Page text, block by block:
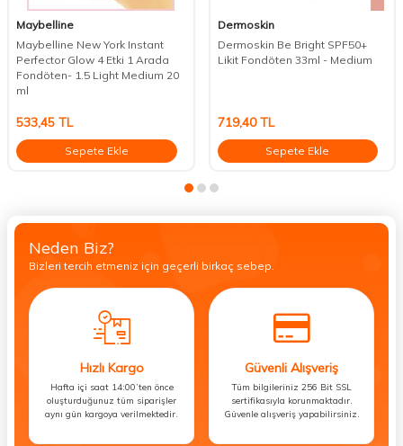
Maybelline
Maybelline New York Instant
Perfector Glow 4 Etki 1 Arada
Fondöten- 1.5 Light Medium 20
ml
533,45 TL
Sepete Ekle
Dermoskin
Dermoskin Be Bright SPF50+
Likit Fondöten 33ml - Medium
719,40TL
Sepete Ekle
Neden Biz?
Bizleri tercih etmeniz için geçerli birkaç sebep.
Hızlı Kargo
Hafta içi saat 14:00’ten önce
oluşturduğunuz tüm siparişler
aynı gün kargoya verilmektedir.
Güvenli Alışveriş
Tüm bilgileriniz 256 Bit SSL
sertifikasıyla korunmaktadır.
Güvenle alışveriş yapabilirsiniz.